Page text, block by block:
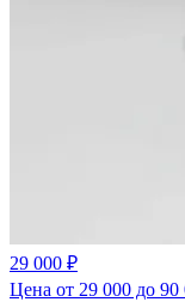
29 000 ₽
Цена от 29 000 до 90